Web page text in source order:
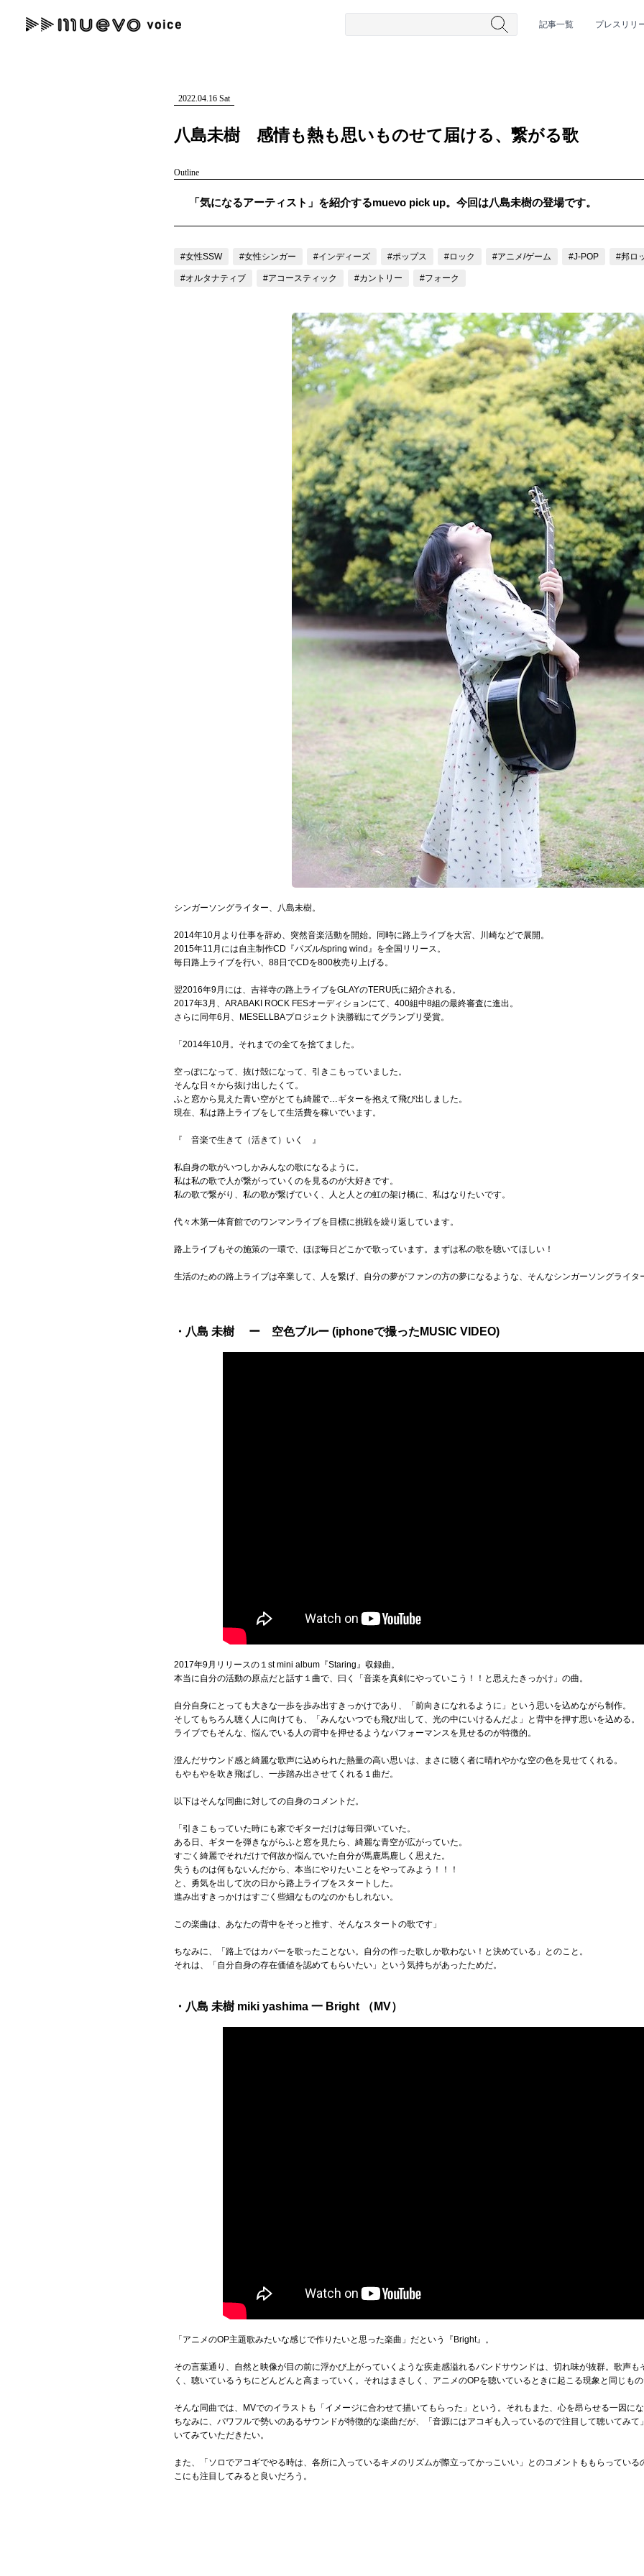
記事一覧 プレスリリ
#女性SSW #ロック #男性シンガー #HR/HM #女性シンガー #ヒップホップ #男性シンガーグルー
"読者の声を形にする”音楽特化メディア
2022.04.16 Sat
八島未樹 感情も熱も思いものせて届ける、繋がる歌
Outline
「気になるアーティスト」を紹介するmuevo pick up。今回は八島未樹の登場です。
#女性SSW #女性シンガー #インディーズ #ポップス #ロック #アニメ/ゲーム #J-POP #邦ロ
#オルタナティブ #アコースティック #カントリー #フォーク
シンガーソングライター、八島未樹。
2014年10月より仕事を辞め、突然音楽活動を開始。同時に路上ライブを大宮、川崎などで展開。
2015年11月には自主制作CD『パズル/spring wind』を全国リリース。
毎日路上ライブを行い、88日でCDを800枚売り上げる。
翌2016年9月には、吉祥寺の路上ライブをGLAYのTERU氏に紹介される。
2017年3月、ARABAKI ROCK FESオーディションにて、400組中8組の最終審査に進出。
さらに同年6月、MESELLBAプロジェクト決勝戦にてグランプリ受賞。
「2014年10月。それまでの全てを捨てました。
空っぽになって、抜け殻になって、引きこもっていました。
そんな日々から抜け出したくて。
ふと窓から見えた青い空がとても綺麗で…ギターを抱えて飛び出しました。
現在、私は路上ライブをして生活費を稼いでいます。
『 音楽で生きて（活きて）いく 』
私自身の歌がいつしかみんなの歌になるように。
私は私の歌で人が繋がっていくのを見るのが大好きです。
私の歌で繋がり、私の歌が繋げていく、人と人との虹の架け橋に、私はなりたいです。
代々木第一体育館でのワンマンライブを目標に挑戦を繰り返しています。
路上ライブもその施策の一環で、ほぼ毎日どこかで歌っています。まずは私の歌を聴いてほしい！
生活のための路上ライブは卒業して、人を繋げ、自分の夢がファンの方の夢になるような、そんなシンガーソングライタ
・八島 未樹 ー 空色ブルー (iphoneで撮ったMUSIC VIDEO)
2017年9月リリースの１st mini album『Staring』収録曲。
本当に自分の活動の原点だと話す１曲で、曰く「音楽を真剣にやっていこう！！と思えたきっかけ」の曲。
自分自身にとっても大きな一歩を歩み出すきっかけであり、「前向きになれるように」という思いを込めながら制作。
そしてもちろん聴く人に向けても、「みんないつでも飛び出して、光の中にいけるんだよ」と背中を押す思いを込める。
ライブでもそんな、悩んでいる人の背中を押せるようなパフォーマンスを見せるのが特徴的。
澄んだサウンド感と綺麗な歌声に込められた熱量の高い思いは、まさに聴く者に晴れやかな空の色を見せてくれる。
もやもやを吹き飛ばし、一歩踏み出させてくれる１曲だ。
以下はそんな同曲に対しての自身のコメントだ。
「引きこもっていた時にも家でギターだけは毎日弾いていた。
ある日、ギターを弾きながらふと窓を見たら、綺麗な青空が広がっていた。
すごく綺麗でそれだけで何故か悩んでいた自分が馬鹿馬鹿しく思えた。
失うものは何もないんだから、本当にやりたいことをやってみよう！！！
と、勇気を出して次の日から路上ライブをスタートした。
進み出すきっかけはすごく些細なものなのかもしれない。
この楽曲は、あなたの背中をそっと推す、そんなスタートの歌です」
ちなみに、「路上ではカバーを歌ったことない。自分の作った歌しか歌わない！と決めている」とのこと。
それは、「自分自身の存在価値を認めてもらいたい」という気持ちがあったためだ。
・八島 未樹 miki yashima 一 Bright （MV）
「アニメのOP主題歌みたいな感じで作りたいと思った楽曲」だという『Bright』。
その言葉通り、自然と映像が目の前に浮かび上がっていくような疾走感溢れるバンドサウンドは、切れ味が抜群。歌声
く、聴いているうちにどんどんと高まっていく。それはまさしく、アニメのOPを聴いているときに起こる現象と同じもの
そんな同曲では、MVでのイラストも「イメージに合わせて描いてもらった」という。それもまた、心を昂らせる一因に
ちなみに、パワフルで勢いのあるサウンドが特徴的な楽曲だが、「音源にはアコギも入っているので注目して聴いてみ
いてみていただきたい。
また、「ソロでアコギでやる時は、各所に入っているキメのリズムが際立ってかっこいい」とのコメントももらってい
こにも注目してみると良いだろう。